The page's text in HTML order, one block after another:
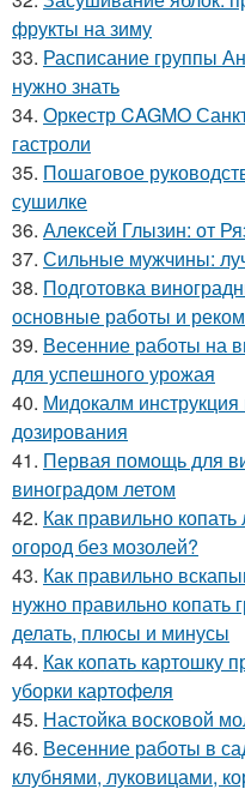
фрукты на зиму
33. Расписание группы
нужно знать
34. Оркестр CAGMO
гастроли
35. Пошаговое
сушилке
36. Алексей Глызин: от
37. Сильные мужчины:
38. Подготовка
основные работы и
39. Весенние работы на
для успешного урожая
40. Мидокалм
дозирования
41. Первая помощь для
виноградом летом
42. Как правильно копать
огород без мозолей?
43. Как правильно
нужно правильно копать
делать, плюсы и минусы
44. Как копать картошку
уборки картофеля
45. Настойка восковой
46. Весенние работы в
клубнями, луковицами,